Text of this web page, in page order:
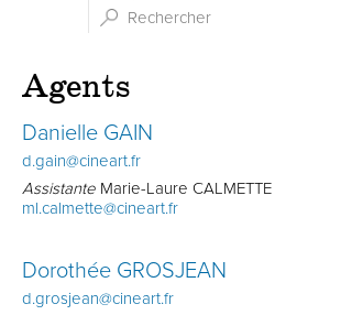
Agents
Danielle GAIN
d.gain@cineart.fr
Assistante Marie-Laure CALMETTE
ml.calmette@cineart.fr
Dorothée GROSJEAN
d.grosjean@cineart.fr